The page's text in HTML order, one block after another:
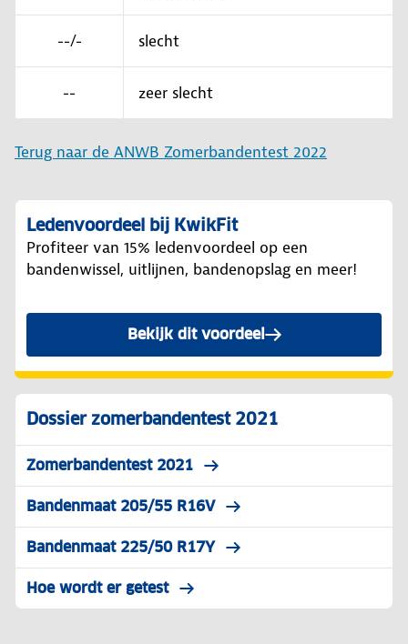
--/- slecht
-- zeer slecht
Terug naar de ANWB Zomerbandentest 2022
Ledenvoordeel bij KwikFit
Profiteer van 15% ledenvoordeel op een
bandenwissel, uitlijnen, bandenopslag en meer!
Bekijk dit voordeel
Dossier zomerbandentest 2021
Zomerbandentest 2021
Bandenmaat 205/55 R16V
Bandenmaat 225/50 R17Y
Hoe wordt er getest